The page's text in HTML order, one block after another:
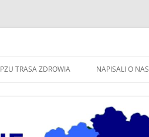
PZU TRASA ZDROWIA NAPISALI O NAS